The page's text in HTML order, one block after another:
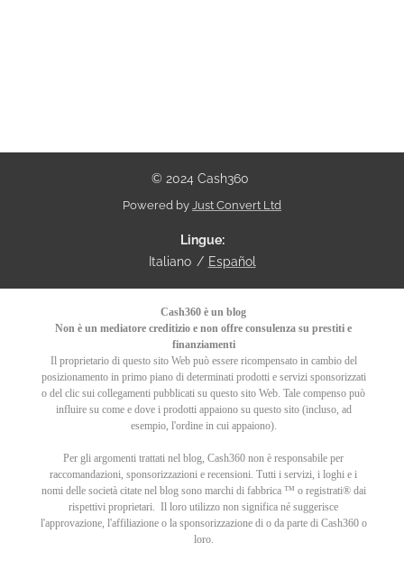
© 2024 Cash360
Powered by Just Convert Ltd
Lingue
Italiano
Español
Cash360 è un blog
Non è un mediatore creditizio e non offre consulenza su prestiti e
finanziamenti
Il proprietario di questo sito Web può essere ricompensato in cambio del
posizionamento in primo piano di determinati prodotti e servizi sponsorizzati
o del clic sui collegamenti pubblicati su questo sito Web. Tale compenso può
influire su come e dove i prodotti appaiono su questo sito (incluso, ad
esempio, l'ordine in cui appaiono).
Per gli argomenti trattati nel blog, Cash360 non è responsabile per
raccomandazioni, sponsorizzazioni e recensioni. Tutti i servizi, i loghi e i
nomi delle società citate nel blog sono marchi di fabbrica ™ o registrati® dai
rispettivi proprietari. Il loro utilizzo non significa né suggerisce
l'approvazione, l'affiliazione o la sponsorizzazione di o da parte di Cash360 o
loro.